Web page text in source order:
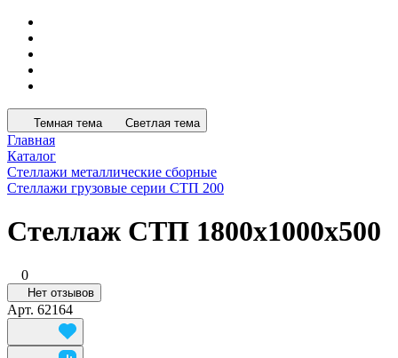
Темная тема Светлая тема
Главная
Каталог
Стеллажи металлические сборные
Стеллажи грузовые серии СТП 200
Стеллаж СТП 1800х1000х500
0
Нет отзывов
Арт. 62164